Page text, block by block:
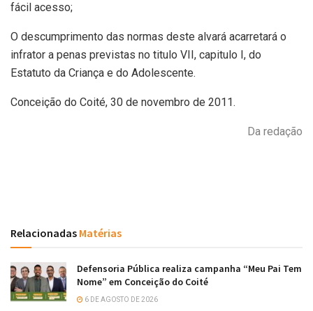
fácil acesso;
O descumprimento das normas deste alvará acarretará o
infrator a penas previstas no titulo VII, capitulo I, do
Estatuto da Criança e do Adolescente.
Conceição do Coité, 30 de novembro de 2011.
Da redação
Relacionadas Matérias
Defensoria Pública realiza campanha “Meu Pai Tem
Nome” em Conceição do Coité
6 DE AGOSTO DE 2026